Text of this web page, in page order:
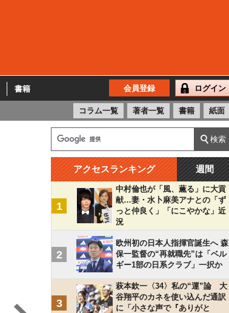
書籍 会員登録 ログイン
コラム一覧 著者一覧 書籍 紙面
アクセスランキング 週間
1
中村倫也が「風、薫る」に大貢
献…妻・水卜麻美アナとの「ず
っと仲良く」「にこやかな」近
況
2
欧州初の日本人指揮官誕生へ 森
保一監督の“再就職先”は「ベル
ギー1部の日系クラブ」一択か
3
萩本欽一〈34〉私の“運”論 大
谷翔平のカネを使い込んだ通訳
に「小さな声で『ありがと